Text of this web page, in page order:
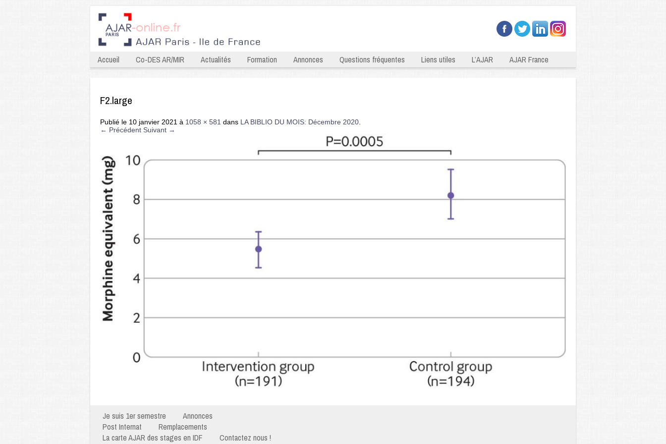
Accueil Co-DES AR/MIR Actualités Formation Annonces Questions fréquentes Liens utiles L’AJAR AJAR France
F2.large
Publié le 10 janvier 2021 à 1058 × 581 dans LA BIBLIO DU MOIS: Décembre 2020
← Précédent Suivant →
Je suis 1er semestre
Annonces
Post Internat
Remplacements
La carte AJAR des stages en IDF
Contactez nous !